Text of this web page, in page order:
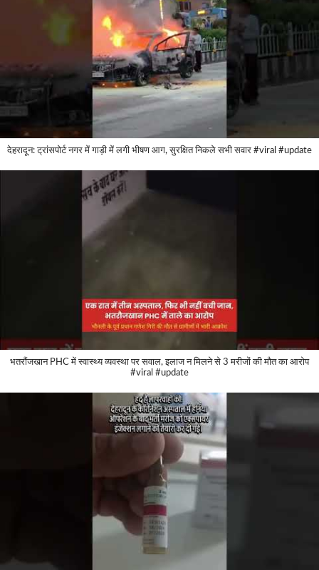
देहरादून: ट्रांसपोर्ट नगर में गाड़ी में लगी भीषण आग, सुरक्षित निकले सभी सवार #viral #update
भतरौंजखान PHC में स्वास्थ्य व्यवस्था पर सवाल, इलाज न मिलने से 3 मरीजों की मौत का आरोप
#viral #update